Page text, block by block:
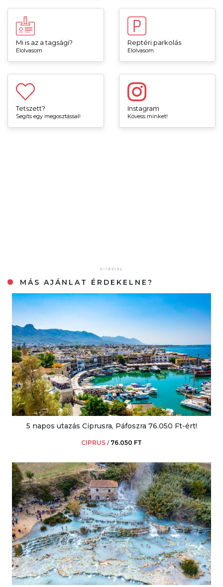
Mi is az a tagsági?
Elolvasom
Reptéri parkolás
Elolvasom
Tetszett?
Segíts egy megosztással!
Instagram
Kövess minket!
MÁS AJÁNLAT ÉRDEKELNE?
5 napos utazás Ciprusra, Páfoszra 76.050 Ft-ért!
CIPRUS / 76.050 FT